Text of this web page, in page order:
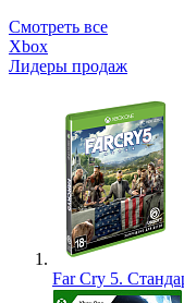
Смотреть все
Xbox
Лидеры продаж
Far Cry 5.